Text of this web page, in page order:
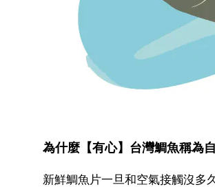
為什麼【有心】台灣鯛魚稱為
新鮮鯛魚片一旦和空氣接觸沒多